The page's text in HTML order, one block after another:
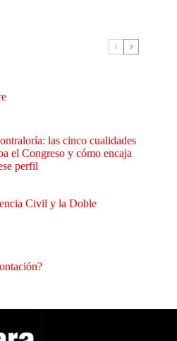
las cinco cualidades
el Congreso y cómo encaja
perfil
Civil y la Doble